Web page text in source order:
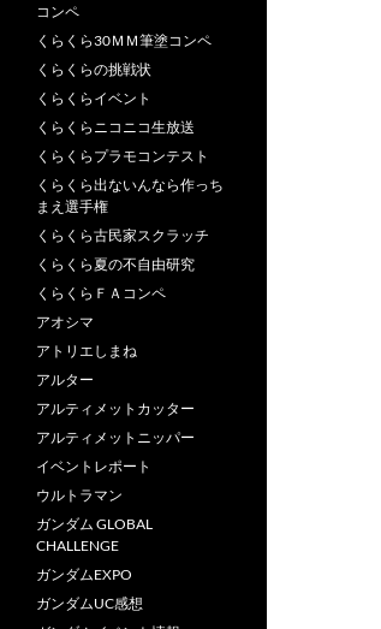
コンペ
くらくら30ＭＭ筆塗コンペ
くらくらの挑戦状
くらくらイベント
くらくらニコニコ生放送
くらくらプラモコンテスト
くらくら出ないんなら作っち
まえ選手権
くらくら古民家スクラッチ
くらくら夏の不自由研究
くらくらＦＡコンペ
アオシマ
アトリエしまね
アルター
アルティメットカッター
アルティメットニッパー
イベントレポート
ウルトラマン
ガンダム GLOBAL
CHALLENGE
ガンダムEXPO
ガンダムUC感想